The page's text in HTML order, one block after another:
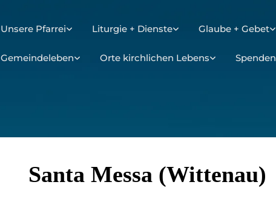
Unsere Pfarrei Liturgie + Dienste Glaube + Gebet
Gemeindeleben Orte kirchlichen Lebens Spenden
Santa Messa (Wittenau)